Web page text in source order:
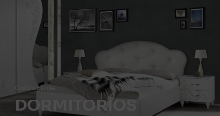
Catálogo de
DORMITORIOS